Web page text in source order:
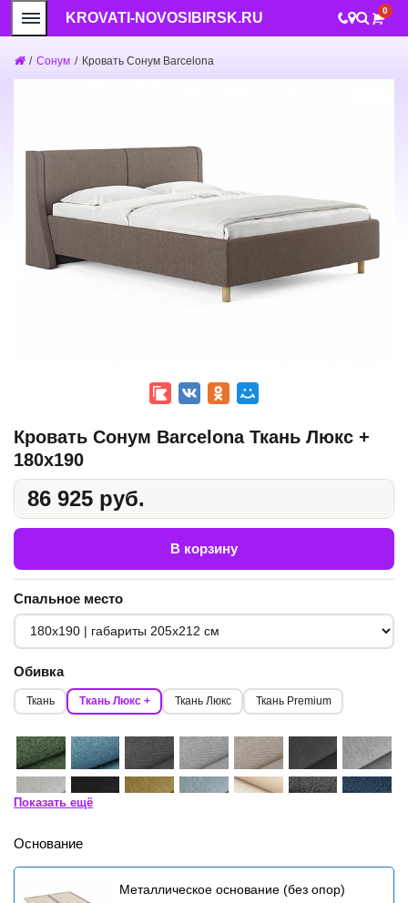
KROVATI-NOVOSIBIRSK.RU 0
/ Сонум / Кровать Сонум Barcelona
Кровать Сонум Barcelona Ткань Люкс +
180x190
86 925 руб.
В корзину
Спальное место
Обивка
Ткань Ткань Люкс + Ткань Люкс Ткань Premium
Показать ещё
Основание
Металлическое основание (без опор)